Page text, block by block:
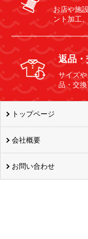
お店や施
ント加工
返品
サイズ
品・交換
トップページ
会社概要
お問い合わせ